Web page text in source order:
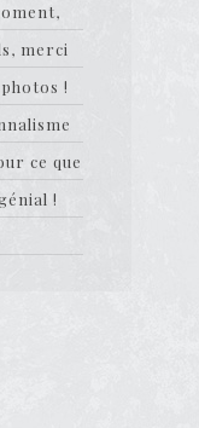
merci
!
ce que
!